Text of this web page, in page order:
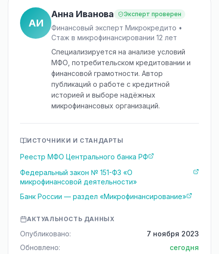
АИ
Анна Иванова Эксперт проверен
Финансовый эксперт Микрокредито •
Стаж в микрофинансировании 12 лет
Специализируется на анализе условий
МФО, потребительском кредитовании и
финансовой грамотности. Автор
публикаций о работе с кредитной
историей и выборе надёжных
микрофинансовых организаций.
ИСТОЧНИКИ И СТАНДАРТЫ
Реестр МФО Центрального банка РФ
Федеральный закон № 151-ФЗ «О
микрофинансовой деятельности»
Банк России — раздел «Микрофинансирование»
АКТУАЛЬНОСТЬ ДАННЫХ
Опубликовано:
7 ноября 2023
Обновлено:
сегодня